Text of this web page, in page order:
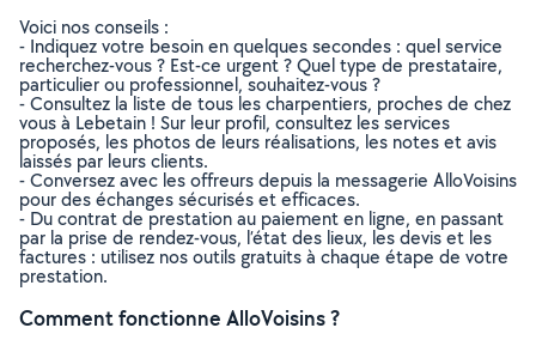
Voici nos conseils :
- Indiquez votre besoin en quelques secondes : quel service
recherchez-vous ? Est-ce urgent ? Quel type de prestataire,
particulier ou professionnel, souhaitez-vous ?
- Consultez la liste de tous les charpentiers, proches de chez
vous à Lebetain ! Sur leur profil, consultez les services
proposés, les photos de leurs réalisations, les notes et avis
laissés par leurs clients.
- Conversez avec les offreurs depuis la messagerie AlloVoisins
pour des échanges sécurisés et efficaces.
- Du contrat de prestation au paiement en ligne, en passant
par la prise de rendez-vous, l’état des lieux, les devis et les
factures : utilisez nos outils gratuits à chaque étape de votre
prestation.
Comment fonctionne AlloVoisins ?